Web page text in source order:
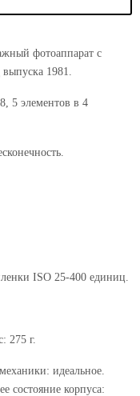
фотоаппарат с
1981.
5 элементов в 4
ISO 25-400 единиц.
275 г.
идеальное.
состояние корпуса: